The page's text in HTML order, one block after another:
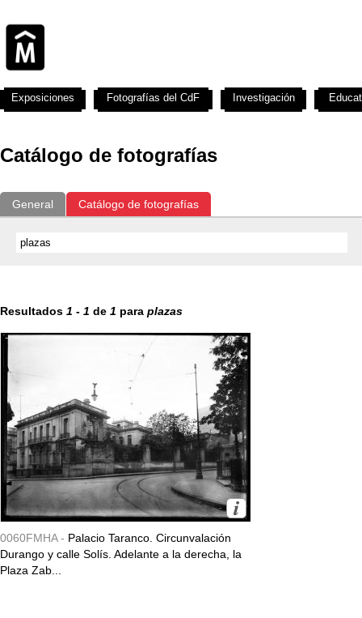
Catálogo de fotografías
General Catálogo de fotografías
Resultados 1 - 1 de 1 para plazas
0060FMHA - Palacio Taranco. Circunvalación
Durango y calle Solís. Adelante a la derecha, la
Plaza Zab...
Exposiciones Fotografías del CdF Investigación